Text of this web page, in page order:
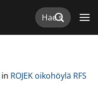
Etsi:
in ROJEK oikohöylä RFS